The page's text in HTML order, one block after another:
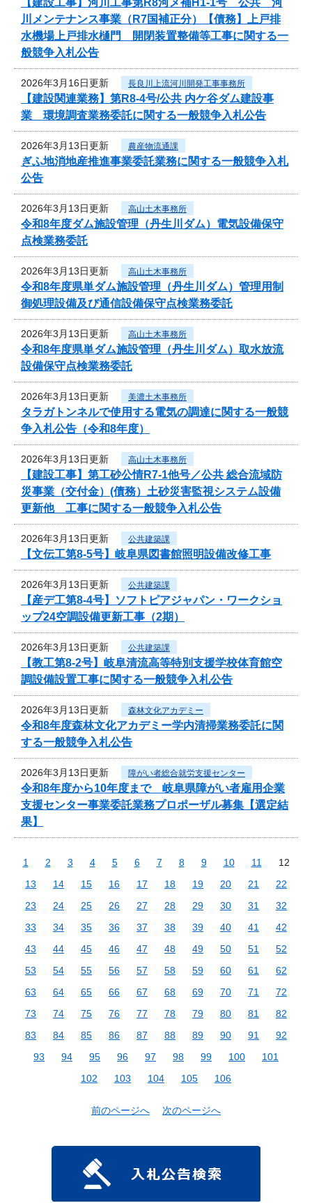
川メンテナンス事業（R7国補正分）【債務】上戸排
水機場上戸排水樋門 開閉装置整備等工事に関する一
般競争入札公告
2026年3月16日更新 長良川上流河川開発工事事務所
【建設関連業務】第R8-4号/公共 内ケ谷ダム建設事
業 環境調査業務委託に関する一般競争入札公告
2026年3月13日更新 農産物流通課
ぎふ地消地産推進事業委託業務に関する一般競争入札
公告
2026年3月13日更新 高山土木事務所
令和8年度ダム施設管理（丹生川ダム）電気設備保守
点検業務委託
2026年3月13日更新 高山土木事務所
令和8年度県単ダム施設管理（丹生川ダム）管理用制
御処理設備及び通信設備保守点検業務委託
2026年3月13日更新 高山土木事務所
令和8年度県単ダム施設管理（丹生川ダム）取水放流
設備保守点検業務委託
2026年3月13日更新 美濃土木事務所
タラガトンネルで使用する電気の調達に関する一般競
争入札公告（令和8年度）
2026年3月13日更新 高山土木事務所
【建設工事】第工砂公情R7-1他号／公共 総合流域防
災事業（交付金）(債務）土砂災害監視システム設備
更新他 工事に関する一般競争入札公告
2026年3月13日更新 公共建築課
【文伝工第8-5号】岐阜県図書館照明設備改修工事
2026年3月13日更新 公共建築課
【産デ工第8-4号】ソフトピアジャパン・ワークショ
ップ24空調設備更新工事（2期）
2026年3月13日更新 公共建築課
【教工第8-2号】岐阜清流高等特別支援学校体育館空
調設備設置工事に関する一般競争入札公告
2026年3月13日更新 森林文化アカデミー
令和8年度森林文化アカデミー学内清掃業務委託に関
する一般競争入札公告
2026年3月13日更新 障がい者総合就労支援センター
令和8年度から10年度まで 岐阜県障がい者雇用企業
支援センター事業委託業務プロポーザル募集【選定結
果】
1 2 3 4 5 6 7 8 9 10 11
12
13
14 15 16 17 18 19 20 21
22
23
24 25 26 27 28 29 30 31
32
33
34 35 36 37 38 39 40 41
42
43
44 45 46 47 48 49 50 51
52
53
54 55 56 57 58 59 60 61
62
63
64 65 66 67 68 69 70 71
72
73
74 75 76 77 78 79 80 81
82
83
84 85 86 87 88 89 90 91
92
93
94 95 96 97 98 99 100
101
102
103 104 105 106
前のページへ 次のページへ